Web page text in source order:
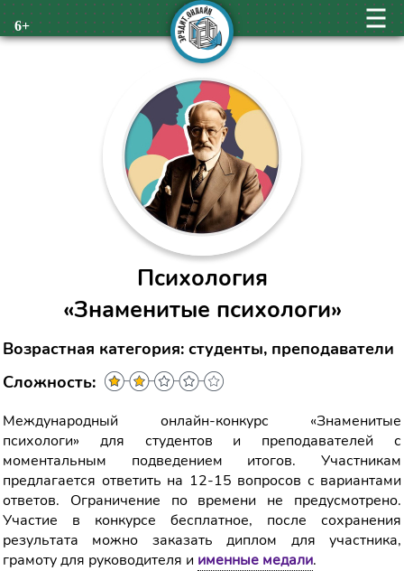
6+
Психология
«Знаменитые психологи»
Возрастная категория: студенты, преподаватели
Сложность:
Международный онлайн-конкурс «Знаменитые
психологи» для студентов и преподавателей с
моментальным подведением итогов. Участникам
предлагается ответить на 12-15 вопросов с вариантами
ответов. Ограничение по времени не предусмотрено.
Участие в конкурсе бесплатное, после сохранения
результата можно заказать диплом для участника,
грамоту для руководителя и именные медали.